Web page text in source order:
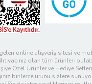
online alışveriş sitesi ve
olan tüm ürünleri
Özel Ürünler ve Hediye
binlerce ürünü sizlere